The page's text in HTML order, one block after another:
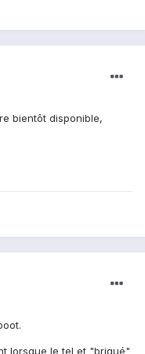
bientôt disponible,
lorsque le tel et "briqué"